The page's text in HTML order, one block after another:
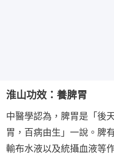
淮山功效：養脾胃
中醫學認為，脾胃是「後
胃，百病由生」一說。脾
輸布水液以及統攝血液等